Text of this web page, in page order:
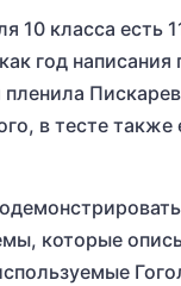
10 класса есть
год
в тесте
которые